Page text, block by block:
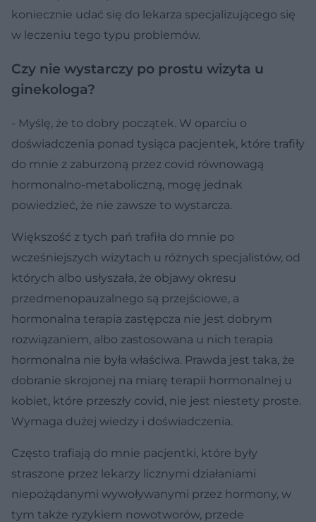
koniecznie udać się do lekarza specjalizującego się
w leczeniu tego typu problemów.
Czy nie wystarczy po prostu wizyta u
ginekologa?
- Myślę, że to dobry początek. W oparciu o
doświadczenia ponad tysiąca pacjentek, które trafiły
do mnie z zaburzoną przez covid równowagą
hormonalno-metaboliczną, mogę jednak
powiedzieć, że nie zawsze to wystarcza.
Większość z tych pań trafiła do mnie po
wcześniejszych wizytach u różnych specjalistów, od
których albo usłyszała, że objawy okresu
przedmenopauzalnego są przejściowe, a
hormonalna terapia zastępcza nie jest dobrym
rozwiązaniem, albo zastosowana u nich terapia
hormonalna nie była właściwa. Prawda jest taka, że
dobranie skrojonej na miarę terapii hormonalnej u
kobiet, które przeszły covid, nie jest niestety proste.
Wymaga dużej wiedzy i doświadczenia.
Często trafiają do mnie pacjentki, które były
straszone przez lekarzy licznymi działaniami
niepożądanymi wywoływanymi przez hormony, w
tym także ryzykiem nowotworów, przede